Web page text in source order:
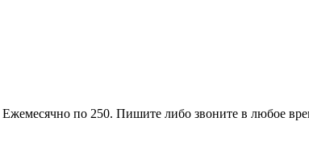
по 250. Пишите либо звоните в любое